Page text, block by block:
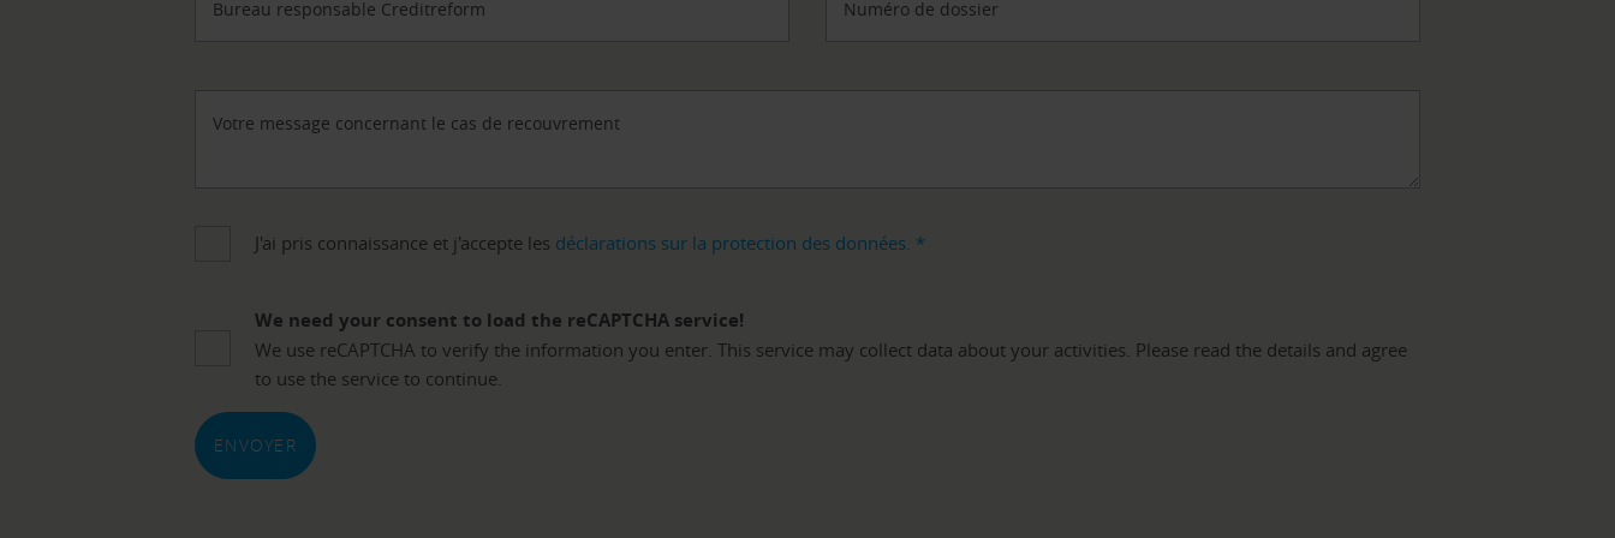
Bureau responsable Creditreform Numéro de dossier
Votre message concernant le cas de recouvrement
J'ai pris connaissance et j'accepte les déclarations sur la protection des données. *
We need your consent to load the reCAPTCHA service!
We use reCAPTCHA to verify the information you enter. This service may collect data about your activities. Please read the details and agree
to use the service to continue.
ENVOYER